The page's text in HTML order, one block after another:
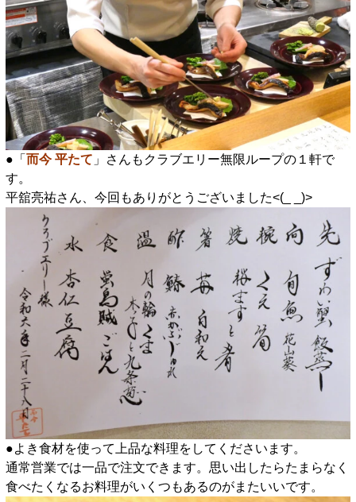
●「 而今 平たて 」さんもクラブエリー無限ループの１軒で
す。
平舘亮祐さん、今回もありがとうございました<(_ _)>
●よき食材を使って上品な料理をしてくださいます。
通常営業では一品で注文できます。思い出したらたまらなく
食べたくなるお料理がいくつもあるのがまたいいです。